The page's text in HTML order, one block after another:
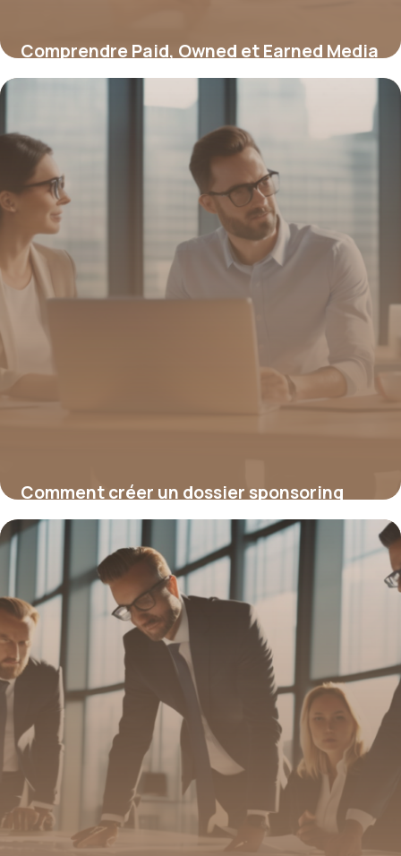
Comprendre Paid, Owned et Earned Media
: stratégies et défis clés
Comment créer un dossier sponsoring
convaincant pour attirer vos partenaires